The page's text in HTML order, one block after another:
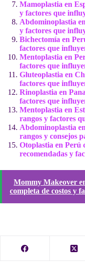
Mamoplastia en
y factores que
Abdominoplastia
y factores que
Bichectomía en
factores que
Mentoplastia en
factores que
Gluteoplastia en
factores que
Rinoplastia en
factores que
Mentoplastia en
rangos y factores
Abdominoplastia
rangos y consejos
Otoplastia en Perú
recomendadas y
Mommy Makeover
completa de costos y